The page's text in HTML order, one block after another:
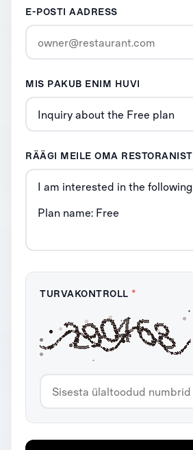
E-POSTI AADRESS
MIS PAKUB ENIM HUVI
RÄÄGI MEILE OMA RESTORANIST
TURVAKONTROLL *